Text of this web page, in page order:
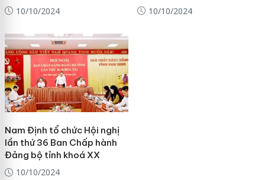
10/10/2024
10/10/2024
Nam Định tổ chức Hội nghị
lần thứ 36 Ban Chấp hành
Đảng bộ tỉnh khoá XX
10/10/2024